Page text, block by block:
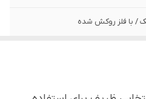
/ با فلز روکش شده